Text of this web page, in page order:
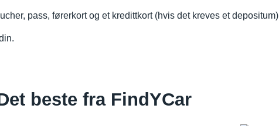
pass, førerkort og et kredittkort (hvis det kreves et depositum)
beste fra FindYCar